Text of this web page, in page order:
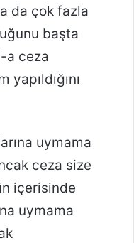
da çok fazla
başta
a ceza
uymama
ceza size
içerisinde
uymama